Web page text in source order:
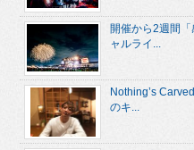
開催から2週間
ャルライ...
Nothing’s
のキ...